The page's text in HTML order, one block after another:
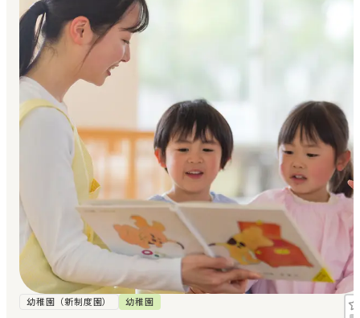
地図から探す
地域から探す
マイページ
閲覧履歴
お気に入り
見学日記
メッセージ
幼稚園（新制度園） 幼稚園